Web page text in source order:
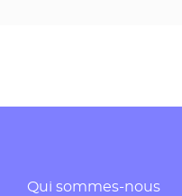
Qui sommes-nous